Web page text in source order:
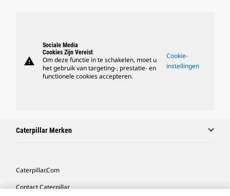
warning
Sociale Media
Cookies Zijn Vereist
Om deze functie in te schakelen, moet u
het gebruik van targeting-, prestatie- en
functionele cookies accepteren.
Cookie-
instellingen
Caterpillar Merken
Caterpillar.com
Contact Caterpillar